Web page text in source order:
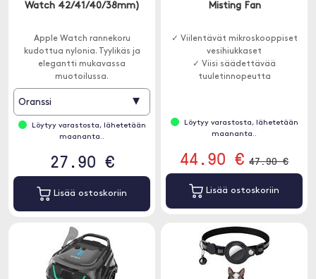
Watch 42/41/40/38mm)
Apple Watch rannekoru
kudottua nylonia. Tyylikäs ja
elegantti mukavassa
muotoilussa.
Oranssi ▾
Löytyy varastosta, lähetetään
maananta..
27.90 €
Lisää ostoskoriin
Misting Fan
✓ Viilentävät mikroskooppiset
vesihiukkaset
✓ Viisi säädettävää
tuuletinnopeutta
Löytyy varastosta, lähetetään
maananta..
44.90 € 47.90 €
Lisää ostoskoriin